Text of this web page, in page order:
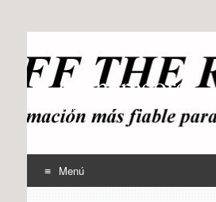
offtherecord
OTR
Menú